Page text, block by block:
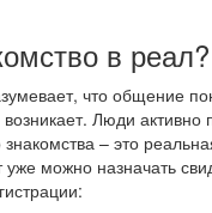
в реал?
что общение
Люди
– это
уже можно назначать